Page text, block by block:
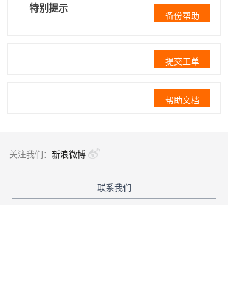
特别提示
备份帮助
提交工单
帮助文档